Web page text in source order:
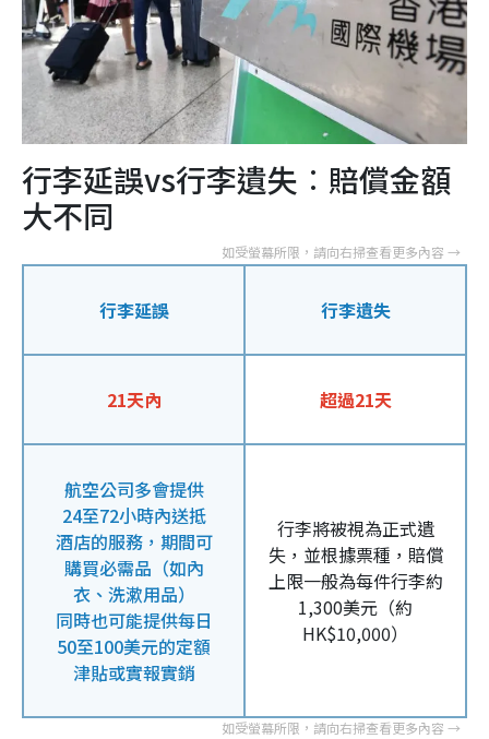
行李延誤vs行李遺失︰賠償金額
大不同
行李延誤 行李遺失
21天內 超過21天
航空公司多會提供
24至72小時內送抵
酒店的服務，期間可
購買必需品（如內
衣、洗漱用品）
同時也可能提供每日
50至100美元的定額
津貼或實報實銷
行李將被視為正式遺
失，並根據票種，賠償
上限一般為每件行李約
1,300美元（約
HK$10,000）